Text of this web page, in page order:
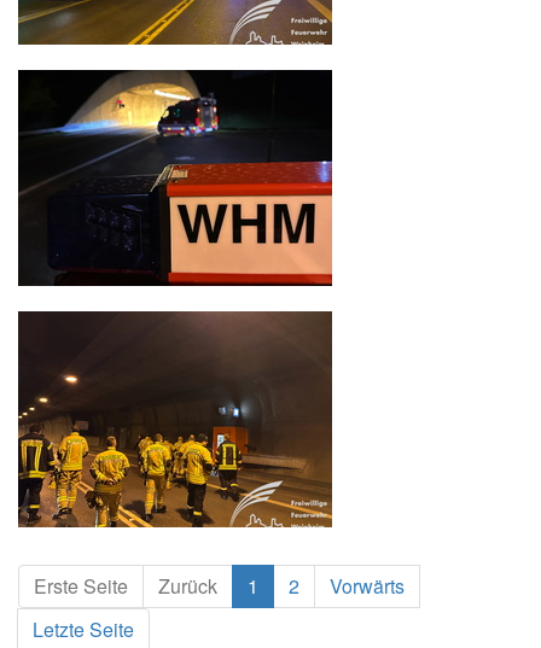
Erste Seite Zurück 1 2
Vorwärts
Letzte Seite